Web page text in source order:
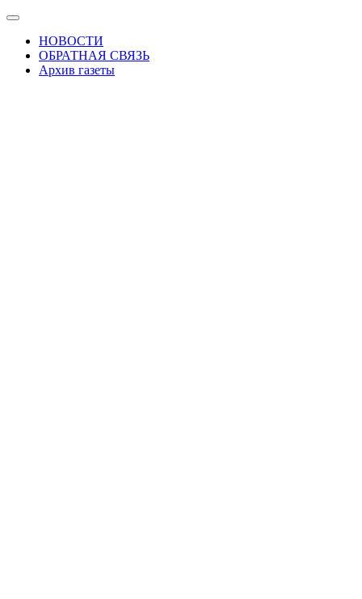
Skip
content
Показать/
Скрыть
навигацию
НОВОСТИ
ОБРАТНАЯ СВЯЗЬ
Архив газеты